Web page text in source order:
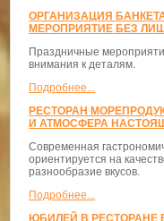
ОРГАНИЗАЦИЯ
МЕРОПРИЯТИЕ БЕЗ
Праздничные
внимания к деталям.
Подробнее...
РЕСТОРАН
И АТМОСФЕРА
Современная
ориентируется на
разнообразие вкусов.
Подробнее...
ЮБИЛЕЙ В РЕСТОРАНЕ